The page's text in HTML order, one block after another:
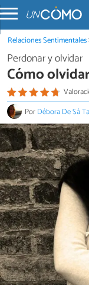
Relaciones Sentimentales
Perdonar y olvidar
Cómo
PorDébora De Sá